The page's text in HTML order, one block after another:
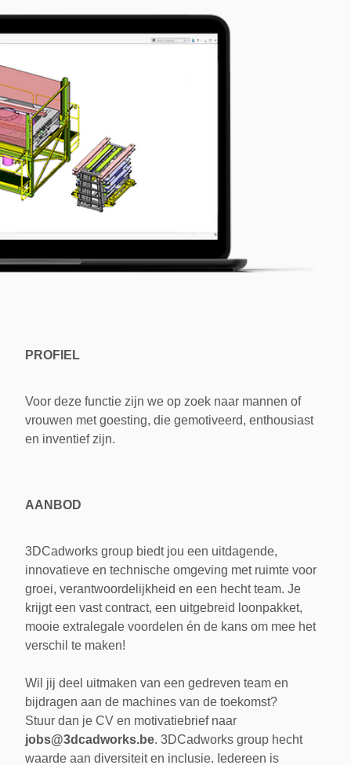
PROFIEL
Voor deze functie zijn we op zoek naar mannen of
vrouwen met goesting, die gemotiveerd, enthousiast
en inventief zijn.
AANBOD
3DCadworks group biedt jou een uitdagende,
innovatieve en technische omgeving met ruimte voor
groei, verantwoordelijkheid en een hecht team. Je
krijgt een vast contract, een uitgebreid loonpakket,
mooie extralegale voordelen én de kans om mee het
verschil te maken!
Wil jij deel uitmaken van een gedreven team en
bijdragen aan de machines van de toekomst?
Stuur dan je CV en motivatiebrief naar
jobs@3dcadworks.be. 3DCadworks group hecht
waarde aan diversiteit en inclusie. Iedereen is